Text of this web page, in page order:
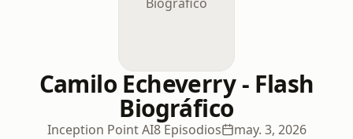
Camilo Echeverry - Flash
Biográfico
Inception Point AI8 Episodios may. 3, 2026